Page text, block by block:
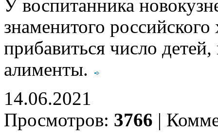
У воспитанника
знаменитого
прибавиться число
алименты.
14.06.2021
Просмотров: 3766 |